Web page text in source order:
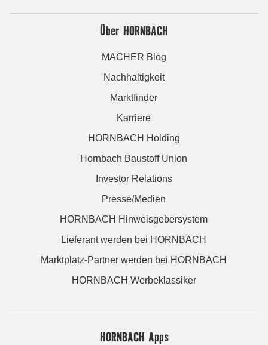
Über HORNBACH
MACHER Blog
Nachhaltigkeit
Marktfinder
Karriere
HORNBACH Holding
Hornbach Baustoff Union
Investor Relations
Presse/Medien
HORNBACH Hinweisgebersystem
Lieferant werden bei HORNBACH
Marktplatz-Partner werden bei HORNBACH
HORNBACH Werbeklassiker
HORNBACH Apps